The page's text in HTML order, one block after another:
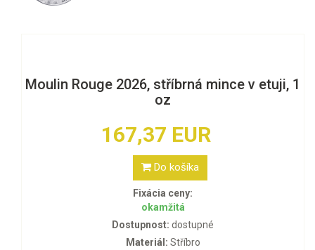
Moulin Rouge 2026, stříbrná mince v etuji, 1
oz
167,37 EUR
Do košíka
Fixácia ceny:
okamžitá
Dostupnost: dostupné
Materiál: Stříbro